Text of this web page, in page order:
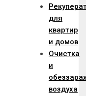
для
квартир
и домов
Очистка
и
воздуха